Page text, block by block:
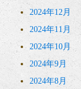
2024年12月
2024年11月
2024年10月
2024年9月
2024年8月